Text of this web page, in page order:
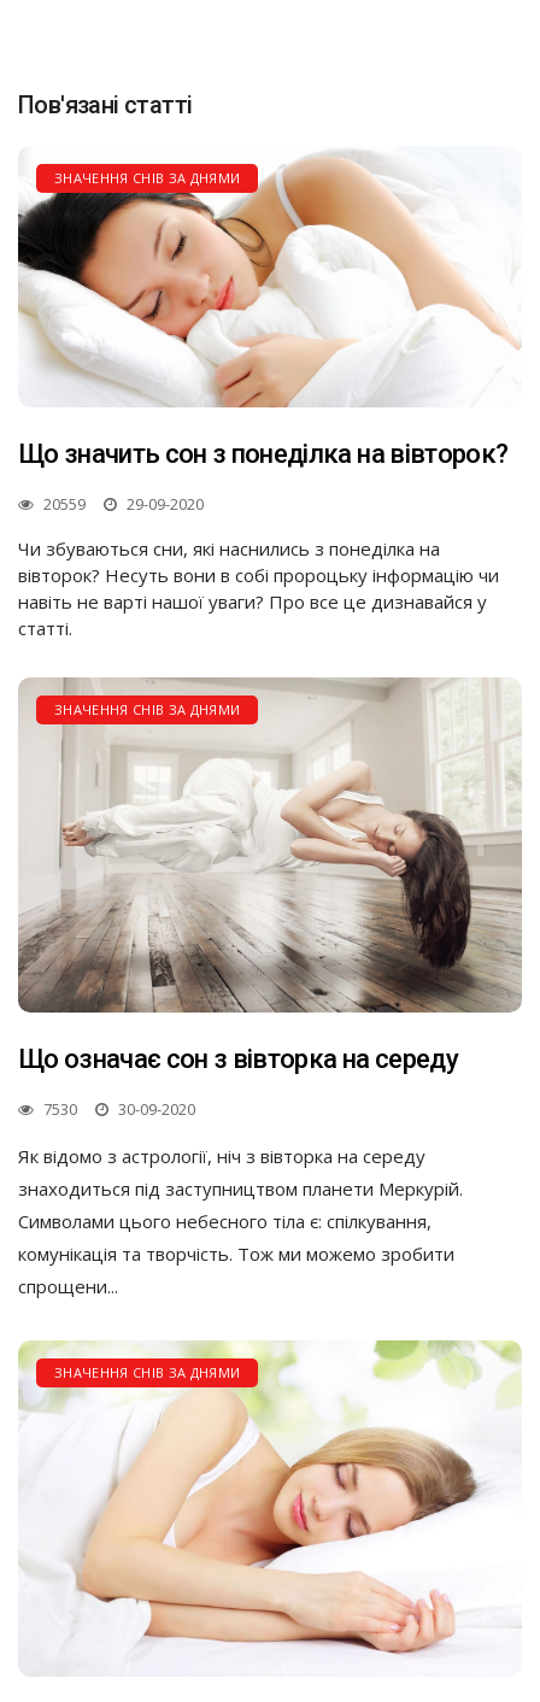
Пов'язані статті
ЗНАЧЕННЯ СНІВ ЗА ДНЯМИ
Що значить сон з понеділка на вівторок?
20559 29-09-2020
Чи збуваються сни, які наснились з понеділка на
вівторок? Несуть вони в собі пророцьку інформацію чи
навіть не варті нашої уваги? Про все це дизнавайся у
статті.
ЗНАЧЕННЯ СНІВ ЗА ДНЯМИ
Що означає сон з вівторка на середу
7530 30-09-2020
Як відомо з астрології, ніч з вівторка на середу
знаходиться під заступництвом планети Меркурій.
Символами цього небесного тіла є: спілкування,
комунікація та творчість. Тож ми можемо зробити
спрощени...
ЗНАЧЕННЯ СНІВ ЗА ДНЯМИ